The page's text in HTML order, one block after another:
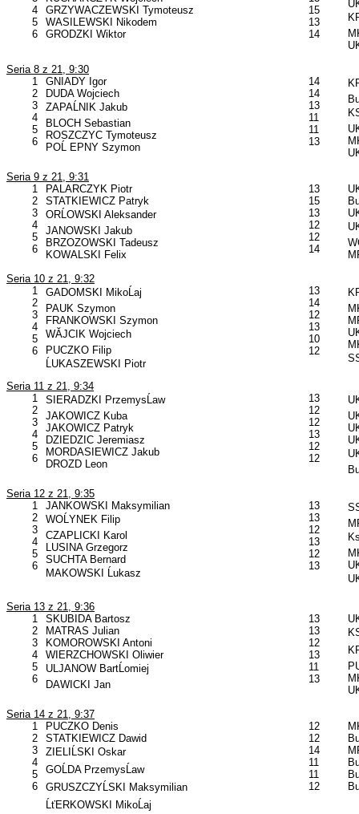
4
5
6
GRZYWACZEWSKI Tymoteusz
WASILEWSKI Nikodem
GRODZKI Wiktor
15
13
14
Seria 8 z 21, 9:30
1
2
3
4
5
6
GNIADY Igor
DUDA Wojciech
ZAPAĹNIK Jakub
BLOCH Sebastian
ROSZCZYC Tymoteusz
POĹ EPNY Szymon
14
14
13
11
11
13
Seria 9 z 21, 9:31
1
2
3
4
5
6
PALARCZYK Piotr
STATKIEWICZ Patryk
ORĹOWSKI Aleksander
JANOWSKI Jakub
BRZOZOWSKI Tadeusz
KOWALSKI Felix
13
15
13
12
12
14
Seria 10 z 21, 9:32
1
2
3
4
5
6
GADOMSKI MikoĹaj
PAUK Szymon
FRANKOWSKI Szymon
WĂJCIK Wojciech
PUCZKO Filip
ĹUKASZEWSKI Piotr
13
14
12
13
10
12
Seria 11 z 21, 9:34
1
2
3
4
5
6
SIERADZKI PrzemysĹaw
JAKOWICZ Kuba
JAKOWICZ Patryk
DZIEDZIC Jeremiasz
MORDASIEWICZ Jakub
DROZD Leon
13
12
12
13
12
12
Seria 12 z 21, 9:35
1
2
3
4
5
6
JANKOWSKI Maksymilian
WOĹYNEK Filip
CZAPLICKI Karol
LUSINA Grzegorz
SUCHTA Bernard
MAKOWSKI Ĺukasz
13
13
12
13
12
13
Seria 13 z 21, 9:36
1
2
3
4
5
6
SKUBIDA Bartosz
MATRAS Julian
KOMOROWSKI Antoni
WIERZCHOWSKI Oliwier
ULJANOW BartĹomiej
DAWICKI Jan
13
13
12
13
11
13
Seria 14 z 21, 9:37
1
2
3
4
5
6
PUCZKO Denis
STATKIEWICZ Dawid
ZIELIĹSKI Oskar
GOĹDA PrzemysĹaw
GRUSZCZYĹSKI Maksymilian
ĹťERKOWSKI MikoĹaj
12
12
14
11
11
12